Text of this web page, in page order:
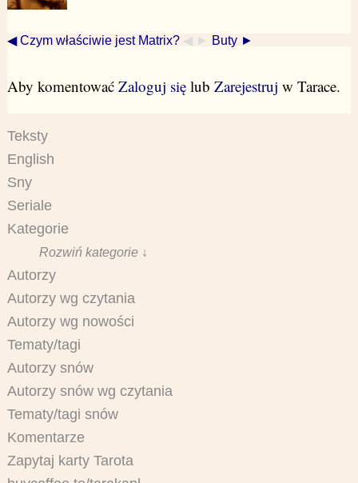
◀ Czym właściwie jest Matrix? ◀ ► Buty ►
Aby komentować Zaloguj sięlub Zarejestruj w Tarace.
Teksty
English
Sny
Seriale
Kategorie
Rozwiń kategorie ↓
Autorzy
Autorzy wg czytania
Autorzy wg nowości
Tematy/tagi
Autorzy snów
Autorzy snów wg czytania
Tematy/tagi snów
Komentarze
Zapytaj karty Tarota